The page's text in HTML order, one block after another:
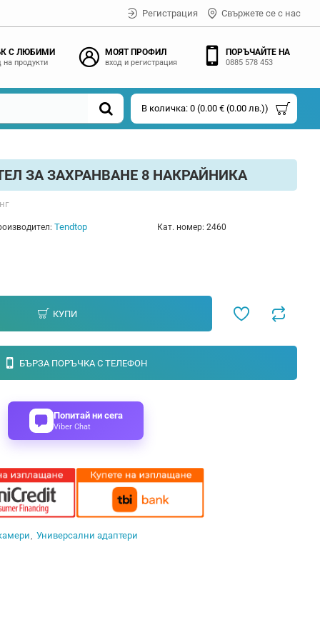
Регистрация Свържете се с нас
С ЛЮБИМИ
на продукти
МОЯТ ПРОФИЛ
вход и регистрация
ПОРЪЧАЙТЕ НА
0885 578 453
В количка: 0 (0.00 € (0.00 лв.))
ЗА ЗАХРАНВАНЕ 8 НАКРАЙНИКА
Tendtop Кат. номер: 2460
КУПИ
БЪРЗА ПОРЪЧКА С ТЕЛЕФОН
Попитай ни сега
Viber Chat
Универсални адаптери